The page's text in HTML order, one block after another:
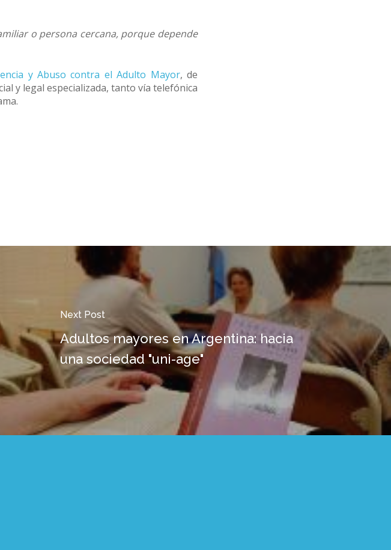
o persona cercana, porque depende
y Abuso contra el Adulto Mayor, de
y legal especializada, tanto vía telefónica
Next Post
Adultos mayores en Argentina: hacia
una sociedad "uni-age"